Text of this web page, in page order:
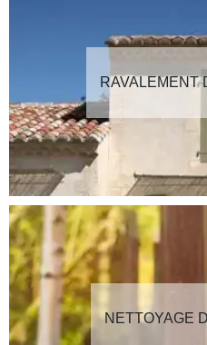
RAVALEMENT
NETTOYAGE